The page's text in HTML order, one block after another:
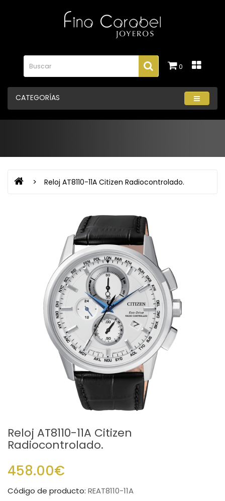
0
CATEGORÍAS
Reloj AT8110-11A Citizen Radiocontrolado.
Reloj AT8110-11A Citizen
Radiocontrolado.
458.00€
Código de producto: REAT8110-11A